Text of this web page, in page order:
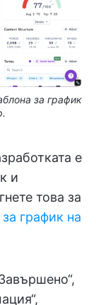
за график
е
и
това за
график на